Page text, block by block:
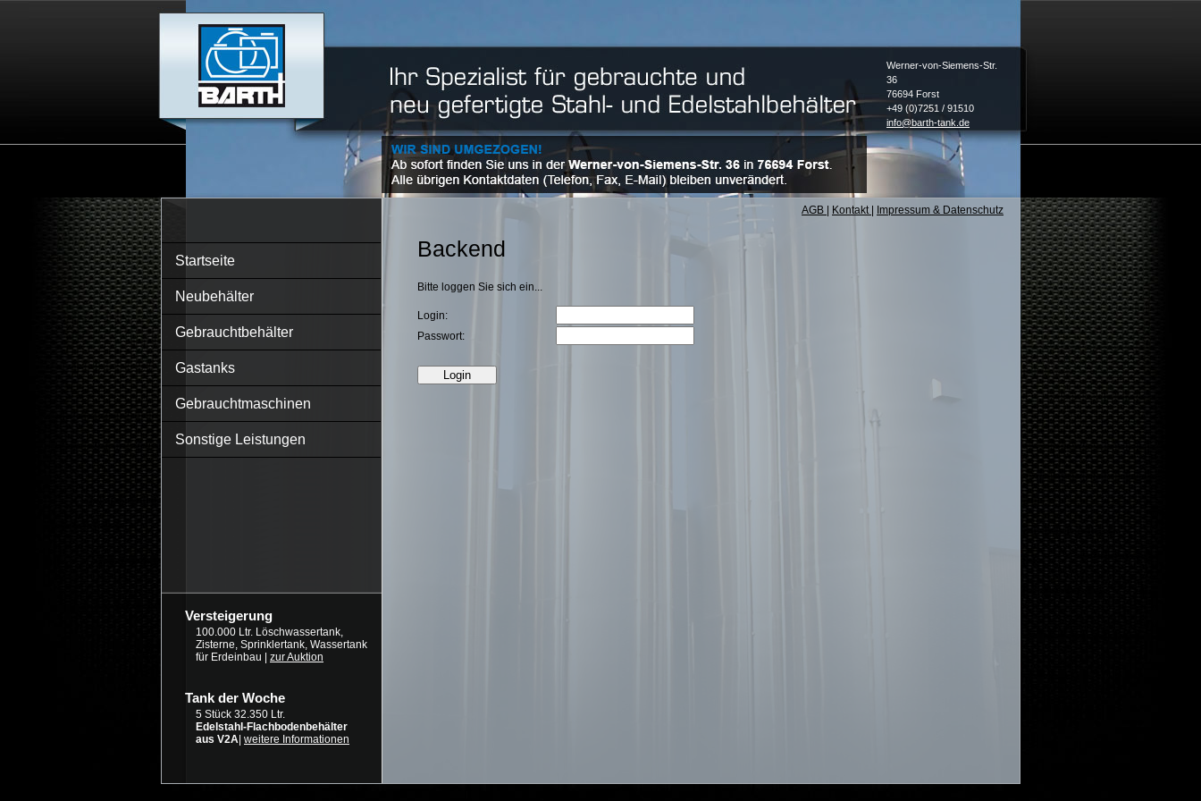
Werner-von-Siemens-Str.
36
76694 Forst
+49 (0)7251 / 91510
info@barth-tank.de
AGB Kontakt Impressum & Datenschutz
Startseite
Neubehälter
Gebrauchtbehälter
Gastanks
Gebrauchtmaschinen
Sonstige Leistungen
Versteigerung
100.000 Ltr. Löschwassertank,
Zisterne, Sprinklertank, Wassertank
für Erdeinbau | zur Auktion
Tank der Woche
5 Stück 32.350 Ltr.
Edelstahl-Flachbodenbehälter
aus V2A weitere Informationen
Backend
Bitte loggen Sie sich ein...
Login:
Passwort: